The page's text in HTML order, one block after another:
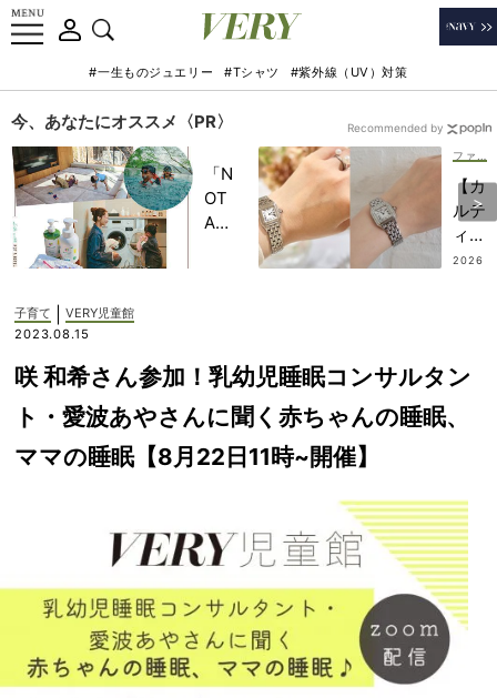
#一生ものジュエリー #Tシャツ #紫外線（UV）対策
今、あなたにオススメ〈PR〉
「N
OT
A
記憶
に一
生残
る
【極
旅】
を
【カ
ルテ
ィ
エ】
に“
テー
生も
の時
計が
人
気！
仕事
2026
Recommended by
子育て
VERY児童館
2023.08.15
咲 和希さん参加！乳幼児睡眠コンサルタン
ト・愛波あやさんに聞く赤ちゃんの睡眠、
ママの睡眠【8月22日11時~開催】